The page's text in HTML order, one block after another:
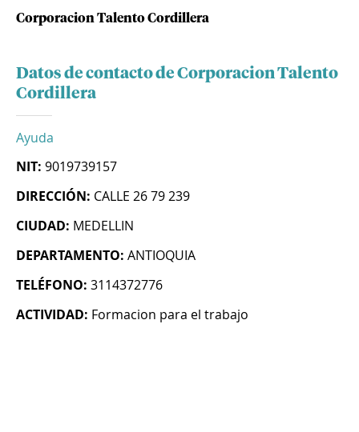
Corporacion Talento Cordillera
Datos de contacto de Corporacion Talento
Cordillera
Ayuda
NIT: 9019739157
DIRECCIÓN: CALLE 26 79 239
CIUDAD: MEDELLIN
DEPARTAMENTO: ANTIOQUIA
TELÉFONO: 3114372776
ACTIVIDAD: Formacion para el trabajo